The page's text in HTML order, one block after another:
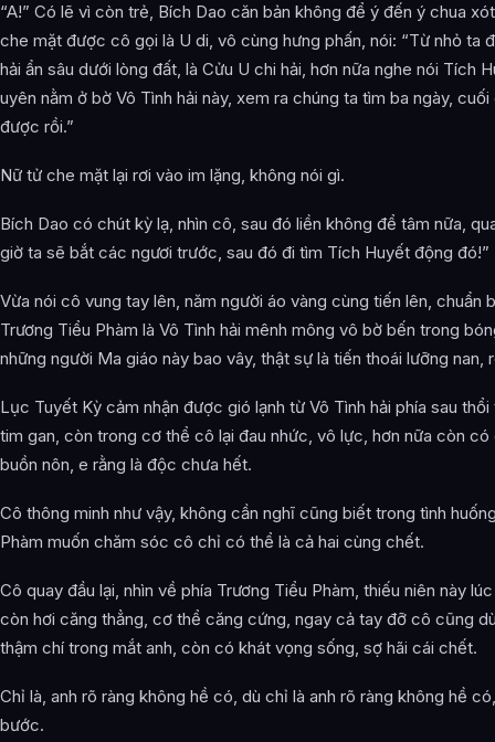
“A!” Có lẽ vì còn trẻ, Bích Dao căn bản không để ý đến ý chua
che mặt được cô gọi là U di, vô cùng hưng phấn, nói: “Từ nhỏ ta
hải ẩn sâu dưới lòng đất, là Cửu U chi hải, hơn nữa nghe nói Tích
uyên nằm ở bờ Vô Tình hải này, xem ra chúng ta tìm ba ngày,
được rồi.”
Nữ tử che mặt lại rơi vào im lặng, không nói gì.
Bích Dao có chút kỳ lạ, nhìn cô, sau đó liền không để tâm nữa,
giờ ta sẽ bắt các ngươi trước, sau đó đi tìm Tích Huyết động đó!”
Vừa nói cô vung tay lên, năm người áo vàng cùng tiến lên, chuẩn
Trương Tiểu Phàm là Vô Tình hải mênh mông vô bờ bến trong
những người Ma giáo này bao vây, thật sự là tiến thoái lưỡng nan,
Lục Tuyết Kỳ cảm nhận được gió lạnh từ Vô Tình hải phía sau
tim gan, còn trong cơ thể cô lại đau nhức, vô lực, hơn nữa còn
buồn nôn, e rằng là độc chưa hết.
Cô thông minh như vậy, không cần nghĩ cũng biết trong tình
Phàm muốn chăm sóc cô chỉ có thể là cả hai cùng chết.
Cô quay đầu lại, nhìn về phía Trương Tiểu Phàm, thiếu niên này
còn hơi căng thẳng, cơ thể căng cứng, ngay cả tay đỡ cô cũng
thậm chí trong mắt anh, còn có khát vọng sống, sợ hãi cái chết.
Chỉ là, anh rõ ràng không hề có, dù chỉ là anh rõ ràng không hề
bước.